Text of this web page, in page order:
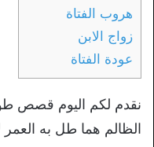
هروب الفتاة
زواج الابن
عودة الفتاة
نقدم لكم اليوم قصص
الظالم هما طل به